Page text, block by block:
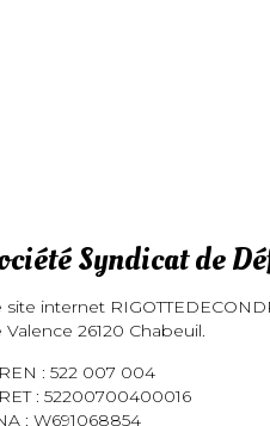
Syndicat de
site internet
Valence 26120 Chabeuil.
: 522 007 004
: 52200700400016
: W691068854